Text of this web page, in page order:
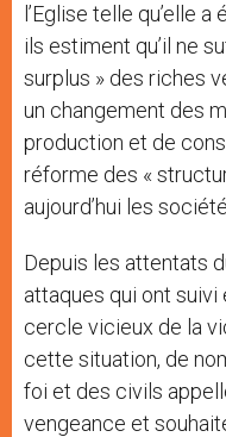
l’Eglise telle qu’elle
ils estiment qu’il ne
surplus » des riches
un changement des
production et de
réforme des «
aujourd’hui les
Depuis les attentats
attaques qui ont suivi
cercle vicieux de la
cette situation, de
foi et des civils
vengeance et